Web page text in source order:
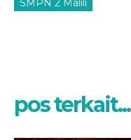
SMPN 2 Malili
pos terkait...